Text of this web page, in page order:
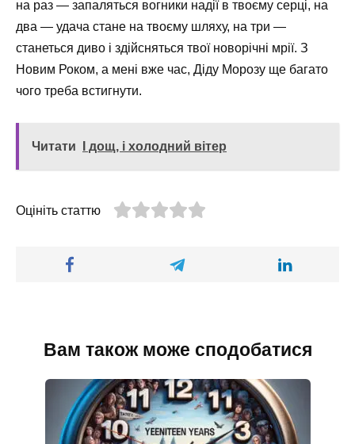
на раз — запаляться вогники надії в твоєму серці, на
два — удача стане на твоєму шляху, на три —
станеться диво і здійсняться твої новорічні мрії. З
Новим Роком, а мені вже час, Діду Морозу ще багато
чого треба встигнути.
Читати І дощ, і холодний вітер
Оцініть статтю
Вам також може сподобатися